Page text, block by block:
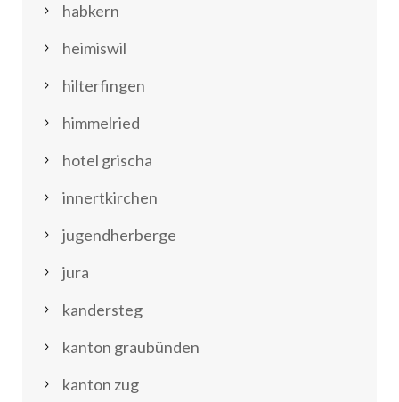
habkern
heimiswil
hilterfingen
himmelried
hotel grischa
innertkirchen
jugendherberge
jura
kandersteg
kanton graubünden
kanton zug